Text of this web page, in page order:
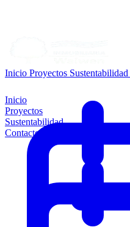
Inicio Proyectos Sustentabilidad
Inicio
Proyectos
Sustentabilidad
Contacto